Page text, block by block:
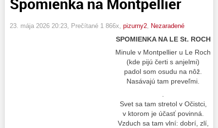
23. mája 2026 20:23 , Prečítané 1 866x, pizurny2 Nezaradené
SPOMIENKA NA LE St. ROCH
Minule v Montpellier u Le Roch
(kde pijú čerti s anjelmi)
padol som osudu na nôž.
Nasávajú tam preveľmi.
Svet sa tam stretol v Očistci,
v ktorom je účasť povinná.
Vzduch sa tam vlní: dobrí, zlí,